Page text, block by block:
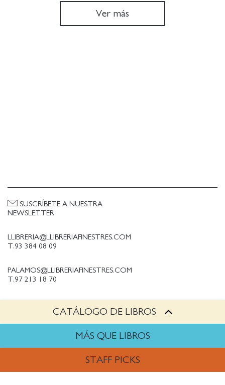
CATÁLOGO DE LIBROS
MÁS QUE LIBROS
STAFF PICKS
Ver más
LLIBRERIA@LLIBRERIAFINESTRES.COM
T.93 384 08 09
PALAMOS@LLIBRERIAFINESTRES.COM
T.97 213 18 70
PALESTINA@LLIBRERIAFINESTRES.COM
TRABAJA CON NOSOTROS
SUSCRÍBETE A NUESTRA
NEWSLETTER